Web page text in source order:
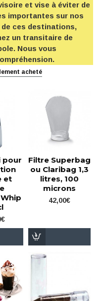
et vise à éviter de
importantes sur nos
ces destinations,
un transitaire de
Nous vous
acheté
pour
et
Filtre Superbag
ou Claribag 1,3
litres, 100
microns
42,00€